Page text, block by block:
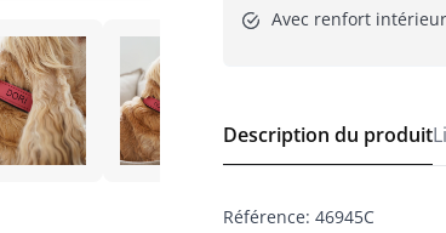
Avec renfort
Description du produit
Référence: 46945C